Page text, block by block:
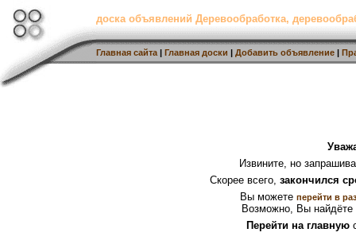
доска объявлений Деревообработка,
Главная сайта | Главная доски | Добавить объявление |
Извините, но
Скорее всего, закончился
Вы можете перейти в
Возможно, Вы найдёте
Перейти на главную